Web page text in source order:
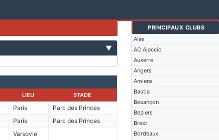
PRINCIPAUX CLUBS
Alès
AC Ajaccio
Auxerre
Angers
Amiens
Bastia
Besançon
Beziers
Brest
Bordeaux
▼
LIEU STADE
Paris
Parc des Princes
Paris
Parc des Princes
Varsovie